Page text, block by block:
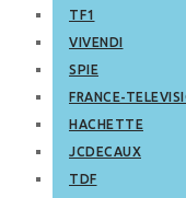
TF1
VIVENDI
SPIE
FRANCE-
HACHETTE
JCDECAUX
TDF